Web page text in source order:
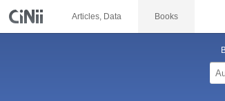
Articles, Data Books